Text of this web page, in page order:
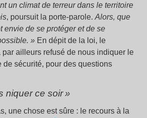
un climat de terreur dans le territoire
, poursuit la porte-parole. Alors, que
envie de se protéger et de se
» En dépit de la loi, le
ailleurs refusé de nous indiquer le
de sécurité, pour des questions
niquer ce soir»
une chose est sûre : le recours à la